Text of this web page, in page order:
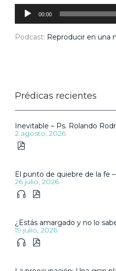
Reproductor
audio 00:00
Podcast: Reproducir en una
Prédicas recientes
Inevitable – Ps. Rolando
2 agosto, 2026

El punto de quiebre de la fe
26 julio, 2026
 
¿Estás amargado y no lo
19 julio, 2026
 